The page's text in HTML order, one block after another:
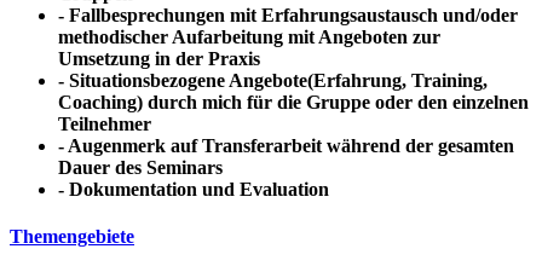
- Fallbesprechungen mit Erfahrungsaustausch und/oder
methodischer Aufarbeitung mit Angeboten zur
Umsetzung in der Praxis
- Situationsbezogene Angebote(Erfahrung, Training,
Coaching) durch mich für die Gruppe oder den einzelnen
Teilnehmer
- Augenmerk aufTransferarbeit während der gesamten
Dauer des Seminars
- Dokumentation und Evaluation
Themengebiete